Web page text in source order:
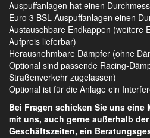
Auspuffanlagen hat einen
Euro 3 BSL Auspuffanlagen einen
Austauschbare Endkappen (weitere
Aufpreis lieferbar)
Herausnehmbare Dämpfer (ohne
Optional sind passende Racing-
Straßenverkehr zugelassen)
Optional ist für die Anlage ein
Bei Fragen schicken Sie uns eine
mit uns, auch gerne außerhalb
Geschäftszeiten, ein